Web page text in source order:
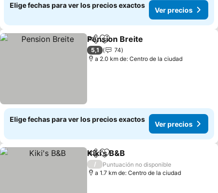
Elige fechas para ver los precios exactos
Ver precios
CompartirAgregar a favoritos
Pension Breite
5,1
74
a 2.0 km de: Centro de la ciudad
Elige fechas para ver los precios exactos
Ver precios
CompartirAgregar a favoritos
Kiki's B&B
/
Puntuación no disponible
a 1.7 km de: Centro de la ciudad